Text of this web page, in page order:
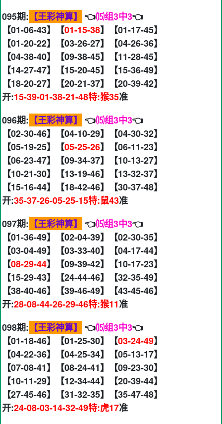
095期: 【王彩神算】 👈⒂组3中3👈
【01-06-43】【01-15-38】【01-17-45】
【01-20-22】【03-26-27】【04-26-36】
【04-38-40】【09-38-45】【11-28-45】
【14-27-47】【15-20-45】【15-36-49】
【18-20-27】【20-21-37】【20-39-42】
开:15-39-01-38-21-48特:猴35准
096期: 【王彩神算】 👈⒂组3中3👈
【02-30-46】【04-10-29】【04-30-32】
【05-19-25】【05-25-26】【06-11-23】
【06-23-47】【09-34-37】【10-13-27】
【10-21-30】【13-19-46】【13-32-37】
【15-16-44】【18-42-46】【30-37-48】
开:35-37-26-05-25-15特:鼠43准
097期: 【王彩神算】 👈⒂组3中3👈
【01-36-49】【02-04-39】【02-30-35】
【03-04-49】【03-33-40】【04-17-44】
【08-29-44】【09-39-42】【10-17-23】
【15-29-43】【24-44-46】【32-35-49】
【38-40-46】【39-46-49】【43-45-46】
开:28-08-44-26-29-46特:猴11准
098期: 【王彩神算】 👈⒂组3中3👈
【01-18-46】【01-25-30】【03-24-49】
【04-22-36】【04-25-34】【05-13-17】
【07-08-41】【08-24-41】【09-23-30】
【10-11-29】【12-34-44】【20-39-44】
【27-45-46】【31-32-35】【35-47-48】
开:24-08-03-14-32-49特:虎17准